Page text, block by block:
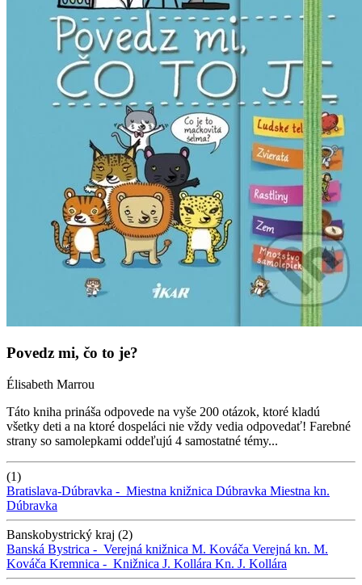
Povedz mi, čo to je?
Élisabeth Marrou
Táto kniha prináša odpovede na vyše 200 otázok, ktoré kladú
všetky deti a na ktoré dospeláci nie vždy vedia odpovedať! Farebné
strany so samolepkami oddeľujú 4 samostatné témy...
(1)
Bratislava-Dúbravka - Miestna knižnica Dúbravka Miestna kn.
Dúbravka
Banskobystrický kraj (2)
Banská Bystrica - Verejná knižnica M. Kováča Verejná kn. M.
Kováča Kremnica - Knižnica J. Kollára Kn. J. Kollára